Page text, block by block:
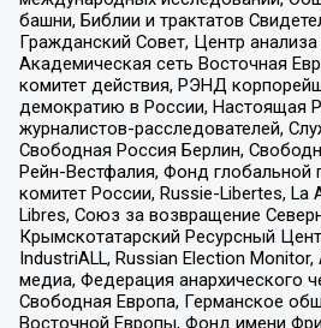
башни, Библии и трактатов
Гражданский Совет, Центр
Академическая сеть Восточная
комитет действия, РЭНД
демократию в России, Настоящая
журналистов-расследователей,
Свободная Россия Берлин,
Рейн-Вестфалия, Фонд
комитет России, Russie-Libertes, La
Libres, Союз за возвращение
Крымскотатарский Ресурсный
IndustriALL, Russian Election
медиа, Федерация анархического
Свободная Европа, Германское
Восточной Европы, Фонд имени